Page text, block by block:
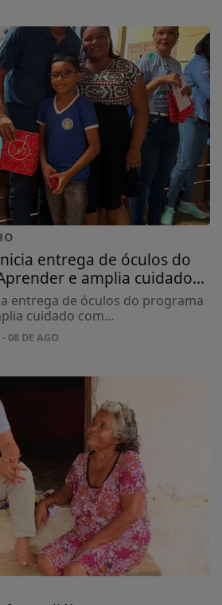
entrega de óculos do
e amplia cuidado...
entrega de óculos do programa
cuidado com...
- 08 DE AGO